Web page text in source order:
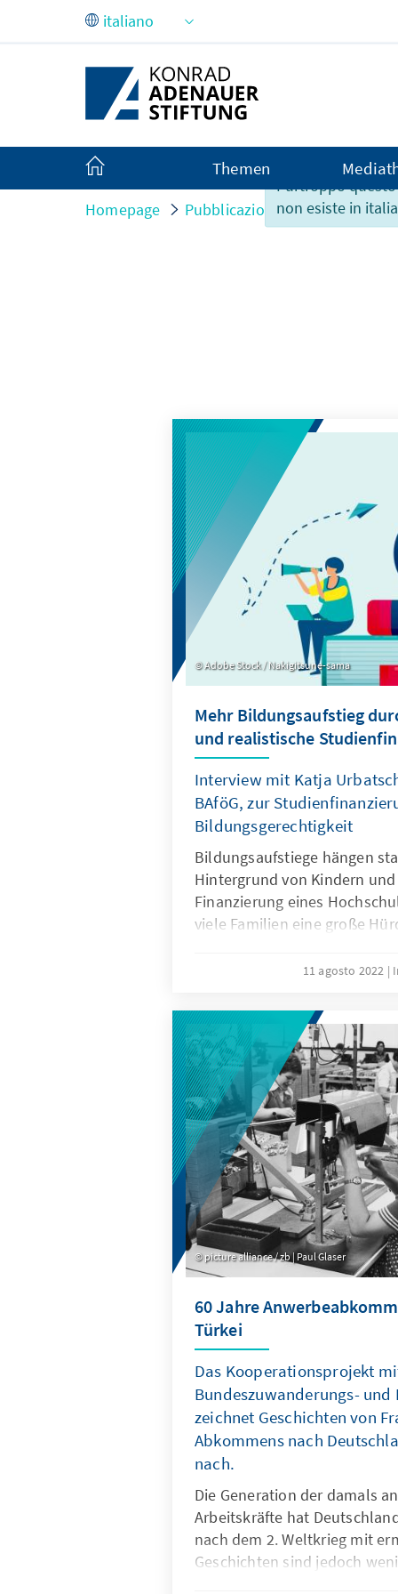
Skip to Main Content
Purtroppo
non esiste in
Themen
Homepage Pubblicazioni Interviews
Adobe Stock / Nakigitsune-sama
Mehr Bildungsaufstieg
und realistische
Interview mit Katja
BAföG, zur
Bildungsgerechtigkeit
Bildungsaufstiege hängen
Hintergrund von Kindern
Finanzierung eines
viele Familien eine große
Potenziale von Kindern und
Betroffenen und für die
braucht es eine BAföG-
Bildungschancen
sollte nicht vom
11 agosto 2022
picture alliance / zb | Paul Glaser
60 Jahre
Türkei
Das Kooperationsprojekt
Bundeszuwanderungs-
zeichnet Geschichten von
Abkommens nach
nach.
Die Generation der damals
Arbeitskräfte hat
nach dem 2. Weltkrieg mit
Geschichten sind jedoch